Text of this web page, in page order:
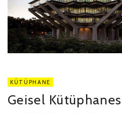
KÜTÜPHANE
Geisel